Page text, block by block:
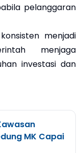
pelanggaran
menjadi
menjaga
investasi dan
MK Capai